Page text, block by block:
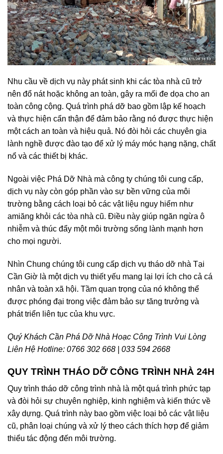
Nhu cầu về dịch vụ này phát sinh khi các tòa nhà cũ trở
nên đổ nát hoặc không an toàn, gây ra mối đe dọa cho an
toàn công cộng. Quá trình phá dỡ bao gồm lập kế hoạch
và thực hiện cẩn thận để đảm bảo rằng nó được thực hiện
một cách an toàn và hiệu quả. Nó đòi hỏi các chuyên gia
lành nghề được đào tạo để xử lý máy móc hạng nặng, chất
nổ và các thiết bị khác.
Ngoài việc Phá Dỡ Nhà mà công ty chúng tôi cung cấp,
dịch vụ này còn góp phần vào sự bền vững của môi
trường bằng cách loại bỏ các vật liệu nguy hiểm như
amiăng khỏi các tòa nhà cũ. Điều này giúp ngăn ngừa ô
nhiễm và thúc đẩy một môi trường sống lành mạnh hơn
cho mọi người.
Nhìn Chung chúng tôi cung cấp dịch vụ tháo dỡ nhà Tại
Cần Giờ là một dịch vụ thiết yếu mang lại lợi ích cho cả cá
nhân và toàn xã hội. Tầm quan trọng của nó không thể
được phóng đại trong việc đảm bảo sự tăng trưởng và
phát triển liên tục của khu vực.
Quý Khách Cần Phá Dỡ Nhà Hoạc Công Trình Vui Lòng
Liên Hệ Hotline: 0766 302 668 | 033 594 2668
QUY TRÌNH THÁO DỠ CÔNG TRÌNH NHÀ 24H
Quy trình tháo dỡ công trình nhà là một quá trình phức tạp
và đòi hỏi sự chuyên nghiệp, kinh nghiệm và kiến thức về
xây dựng. Quá trình này bao gồm việc loại bỏ các vật liệu
cũ, phân loại chúng và xử lý theo cách thích hợp để giảm
thiểu tác động đến môi trường.